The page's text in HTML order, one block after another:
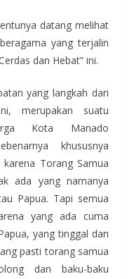
datang melihat
yang terjalin
dan Hebat” ini.
yang langkah dari
merupakan suatu
Kota Manado
khususnya
Torang Samua
ada yang namanya
Papua. Tapi semua
yang ada cuma
yang tinggal dan
pasti torang samua
dan baku-baku